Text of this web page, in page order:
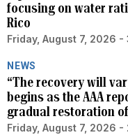
focusing on water
Rico
Friday, August 7, 2026 -
NEWS
“The recovery will
begins as the AAA
gradual restoration
Friday, August 7, 2026 -